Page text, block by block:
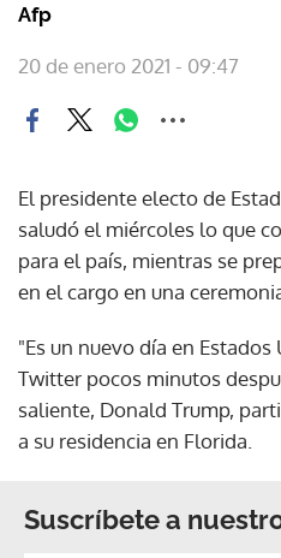
Afp
20 de enero 2021 - 09:47
El presidente electo de
saludó el miércoles lo que
para el país, mientras se
en el cargo en una
"Es un nuevo día en
Twitter pocos minutos
saliente, Donald Trump,
a su residencia en Florida.
Suscríbete a